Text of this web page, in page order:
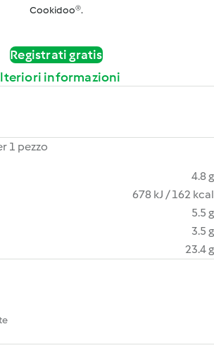
Cookidoo®.
Registrati gratis
informazioni
1 pezzo
4.8 g
678 kJ / 162 kcal
5.5 g
3.5 g
23.4 g